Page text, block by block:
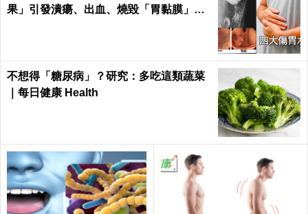
果」引發潰瘍、出血、燒毀「胃黏膜」不
不想得「糖尿病」？研究：多吃這類蔬菜
｜每日健康 Health